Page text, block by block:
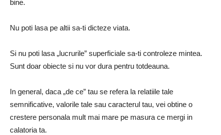
bine.
Nu poti lasa pe altii sa-ti dicteze viata.
Si nu poti lasa „lucrurile” superficiale sa-ti controleze mintea.
Sunt doar obiecte si nu vor dura pentru totdeauna.
In general, daca „de ce” tau se refera la relatiile tale
semnificative, valorile tale sau caracterul tau, vei obtine o
crestere personala mult mai mare pe masura ce mergi in
calatoria ta.